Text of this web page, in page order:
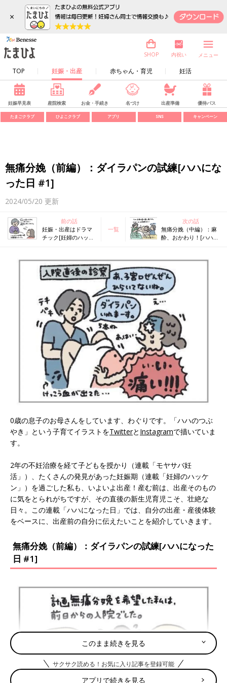
×
TOP 妊娠・出産 赤ちゃん・育児 妊活
SHOP 内祝い メニュー
妊娠早見表 産院検索 お金・手続き 名づけ 出産準備 優待パス
たまごクラブ ひよこクラブ アプリ SNS キャンペーン
無痛分娩（前編）：ダイラパンの試練[ハハにな
った日 #1]
2024/05/20 更新
前の話
妊娠・出産はドラマ
チック[妊婦のハッケ
一覧
次の話
無痛分娩（中編）：麻
酔、おかわり！[ハハに
0歳の息子のお母さんをしています、わぐりです。「ハハのつぶ
やき」という子育てイラストをTwitterと Instagramで描いていま
す。
2年の不妊治療を経て子どもを授かり（連載「モヤサバ妊
活」）、たくさんの発見があった妊娠期（連載「妊婦のハッケ
ン」）を過ごした私も、いよいよ出産！産む前は、出産そのもの
に気をとられがちですが、その直後の新生児育児こそ、壮絶な
日々。この連載「ハハになった日」では、自分の出産・産後体験
をベースに、出産前の自分に伝えたいことを紹介していきます。
無痛分娩（前編）：ダイラパンの試練[ハハになった
日 #1]
このまま続きを見る
サクサク読める！お気に入り記事を登録可能
アプリで続きを見る